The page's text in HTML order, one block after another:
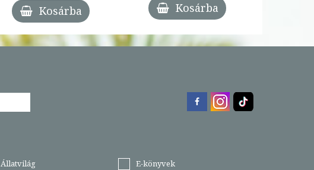
Kosárba Kosárba
Állatvilág
E-könyvek